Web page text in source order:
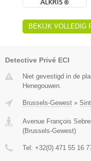
BEKIJK VOLLEDIG
Detective Privé ECI
Niet gevestigd in de
Henegouwen.
Brussels-Gewest »
Avenue François
(Brussels-Gewest)
Tel: +32(0) 471 55 16